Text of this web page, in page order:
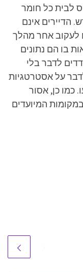
לבית כל חומר
הדיירים אינם
לעקוב אחר מהלך
בו הם נתונים
לדבר בלי
על אסטרטגיות
כמו כן, אסור
המיועדים